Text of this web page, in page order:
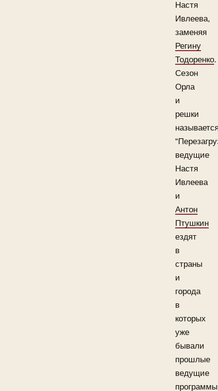
Настя
Ивлеева,
заменяя
Регину
Тодоренко.
Сезон
Орла
и
решки
ведущие
Настя
Ивлеева
и
Антон
Птушкин
ездят
в
страны
и
города
в
которых
уже
бывали
прошлые
ведущие